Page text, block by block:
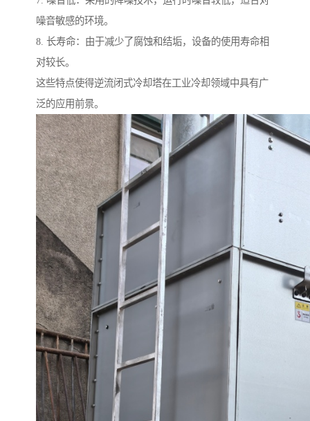
噪音敏感的环境。
8. 长寿命：由于减少了腐蚀和结垢，设备的使用寿命相
对较长。
这些特点使得逆流闭式冷却塔在工业冷却领域中具有广
泛的应用前景。